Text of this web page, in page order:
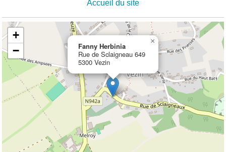
Accueil du site
Fanny Herbinia
Rue de Sclaigneau 649
5300 Vezin
×
+
−